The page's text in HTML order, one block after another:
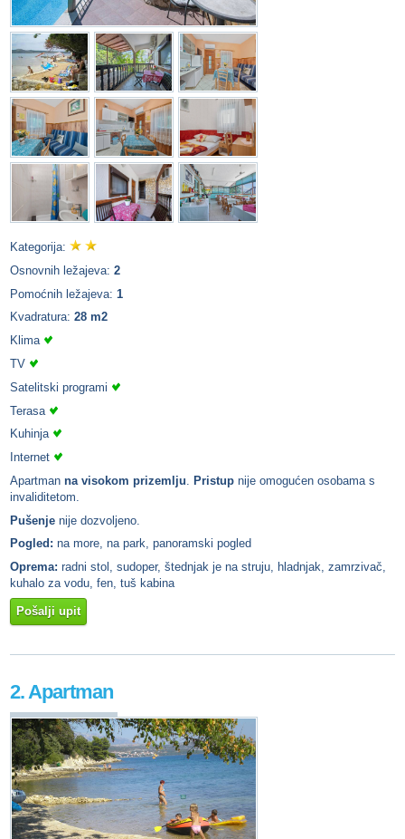
Kategorija:
Osnovnih ležajeva: 2
Pomoćnih ležajeva: 1
Kvadratura: 28 m2
Klima
TV
Satelitski programi
Terasa
Kuhinja
Internet
Apartman na visokom prizemlju Pristup nije omogućen osobama s
invaliditetom.
Pušenje nije dozvoljeno.
Pogled: na more, na park, panoramski pogled
Oprema: radni stol, sudoper, štednjak je na struju, hladnjak, zamrzivač,
kuhalo za vodu, fen, tuš kabina
Pošalji upit
2. Apartman